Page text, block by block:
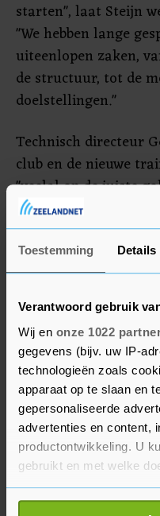
Toestemming Details
Verantwoord gebruik
Wij en onze 1022
gegevens (bijv. uw IP-
technologieën zoals
apparaat op te slaan en
gepersonaliseerde
advertenties en content,
productontwikkeling. U
gebruikt en met welke
Als u het toestaat, willen
starten", laat Steijn
"We hebben lange
uiteenlopen zaken,
de structuur, tot de
doelstellingen."
Technisch directeur
club en de nieuwe
"veelal op de juiste
ons in de
is om vanaf komend
worden van Sparta."